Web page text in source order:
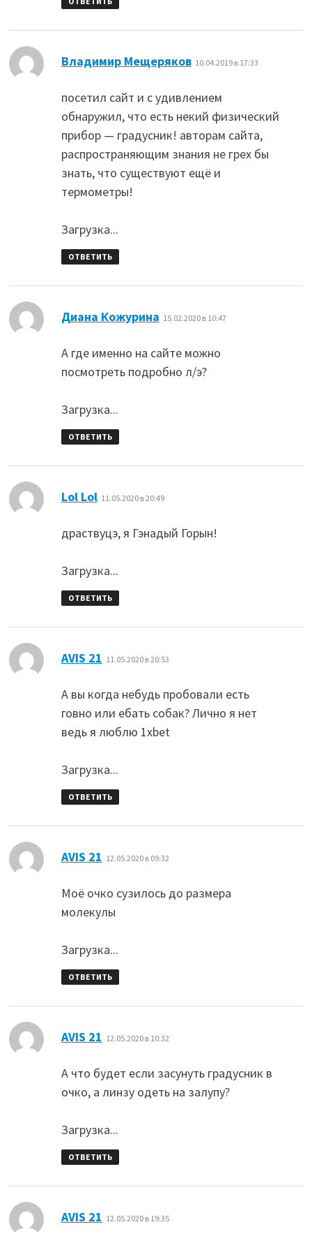
Владимир Мещеряков: 10.04.2019 в 17:33
посетил сайт и с удивлением
обнаружил, что есть некий физический
прибор — градусник! авторам сайта,
распространяющим знания не грех бы
знать, что существуют ещё и
термометры!
Загрузка...
ОТВЕТИТЬ
Диана Кожурина 15.02.2020 в 10:47
А где именно на сайте можно
посмотреть подробно л/э?
Загрузка...
ОТВЕТИТЬ
Lol Lol 11.05.2020 в 20:49
драствуцэ, я Гэнадый Горын!
Загрузка...
ОТВЕТИТЬ
AVIS 21 11.05.2020 в 20:53
А вы когда небудь пробовали есть
говно или ебать собак? Лично я нет
ведь я люблю 1xbet
Загрузка...
ОТВЕТИТЬ
AVIS 21 12.05.2020 в 09:32
Моё очко сузилось до размера
молекулы
Загрузка...
ОТВЕТИТЬ
AVIS 21 12.05.2020 в 10:32
А что будет если засунуть градусник в
очко, а линзу одеть на залупу?
Загрузка...
ОТВЕТИТЬ
AVIS 21 12.05.2020 в 19:35